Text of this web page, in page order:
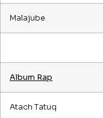
Malajube
Album Rap
Atach Tatuq